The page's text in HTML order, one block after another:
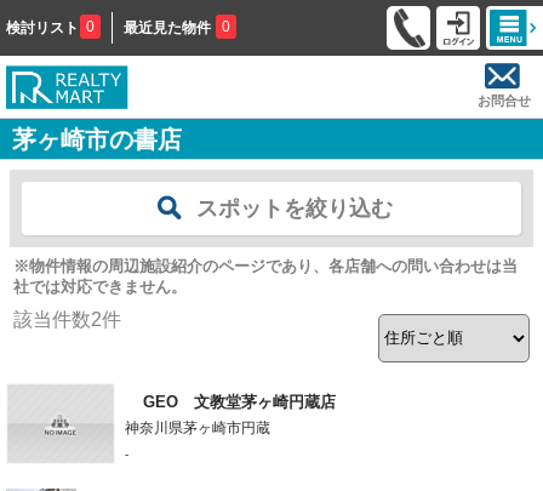
検討リスト 0 最近見た物件 0
お問合せ
茅ヶ崎市の書店
スポットを絞り込む
※物件情報の周辺施設紹介のページであり、各店舗への問い合わせは当
社では対応できません。
該当件数2件
GEO 文教堂茅ヶ崎円蔵店
神奈川県茅ヶ崎市円蔵
-